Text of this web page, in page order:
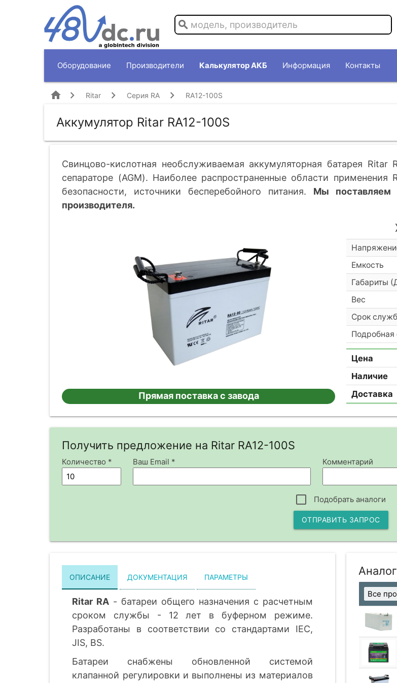
search
Оборудование Производители Калькулятор АКБ Информация Контакты
home Ritar Серия RA RA12-100S
Аккумулятор Ritar RA12-100S
Свинцово-кислотная необслуживаемая аккумуляторная батарея
сепараторе (AGM). Наиболее распространенные области применения
безопасности, источники бесперебойного питания.
Мы поставляем
производителя.
Прямая поставка с завода
Емкость
Габариты
Вес
Срок
Подробная
Цена
Наличие
Доставка
Получить предложение на Ritar RA12-100S
Количество * Ваш Email * Комментарий
Подобрать аналоги
ОТПРАВИТЬ ЗАПРОС
ОПИСАНИЕ ДОКУМЕНТАЦИЯ ПАРАМЕТРЫ
Ritar RA - батареи общего назначения с расчетным
сроком службы - 12 лет в буферном режиме.
Разработаны в соответствии со стандартами IEC,
JIS, BS.
Батареи снабжены обновленной системой
клапанной регулировки и выполнены из материалов